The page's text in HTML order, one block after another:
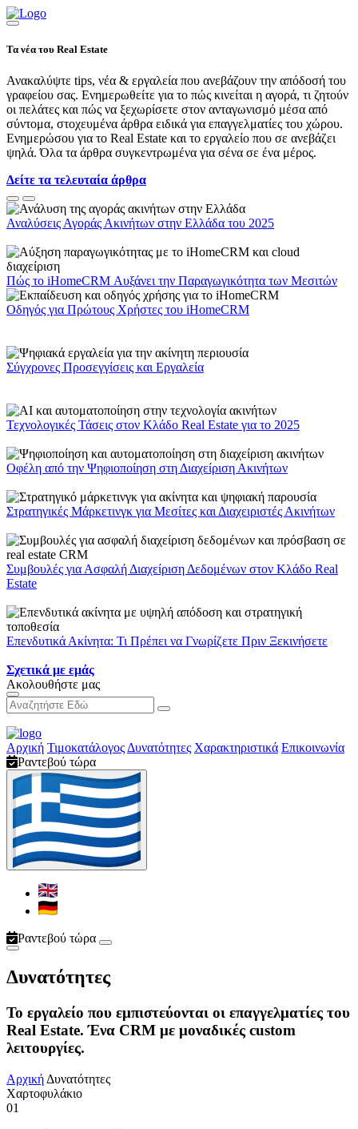
Τα νέα του Real Estate
Ανακαλύψτε tips, νέα & εργαλεία που ανεβάζουν την απόδοσή του
γραφείου σας. Ενημερωθείτε για το πώς κινείται η αγορά, τι ζητούν
οι πελάτες και πώς να ξεχωρίσετε στον ανταγωνισμό μέσα από
σύντομα, στοχευμένα άρθρα ειδικά για επαγγελματίες του χώρου.
Ενημερώσου για το Real Estate και το εργαλείο που σε ανεβάζει
ψηλά. Όλα τα άρθρα συγκεντρωμένα για σένα σε ένα μέρος.
Δείτε τα τελευταία άρθρα
Αναλύσεις Αγοράς Ακινήτων στην Ελλάδα του 2025
Πώς το iHomeCRM Αυξάνει την Παραγωγικότητα των Μεσιτών
Οδηγός για Πρώτους Χρήστες του iHomeCRM
Σύγχρονες Προσεγγίσεις και Εργαλεία
Τεχνολογικές Τάσεις στον Κλάδο Real Estate για το 2025
Οφέλη από την Ψηφιοποίηση στη Διαχείριση Ακινήτων
Στρατηγικές Μάρκετινγκ για Μεσίτες και Διαχειριστές Ακινήτων
Συμβουλές για Ασφαλή Διαχείριση Δεδομένων στον Κλάδο Real
Estate
Επενδυτικά Ακίνητα: Τι Πρέπει να Γνωρίζετε Πριν Ξεκινήσετε
Σχετικά με εμάς
Ακολουθήστε μας
Αρχική Τιμοκατάλογος Δυνατότητες Χαρακτηριστικά Επικοινωνία
Ραντεβού τώρα
Ραντεβού τώρα
Δυνατότητες
Το εργαλείο που εμπιστεύονται οι επαγγελματίες του
Real Estate. Ένα CRM με μοναδικές custom
λειτουργίες.
Αρχική Δυνατότητες
Χαρτοφυλάκιο
01